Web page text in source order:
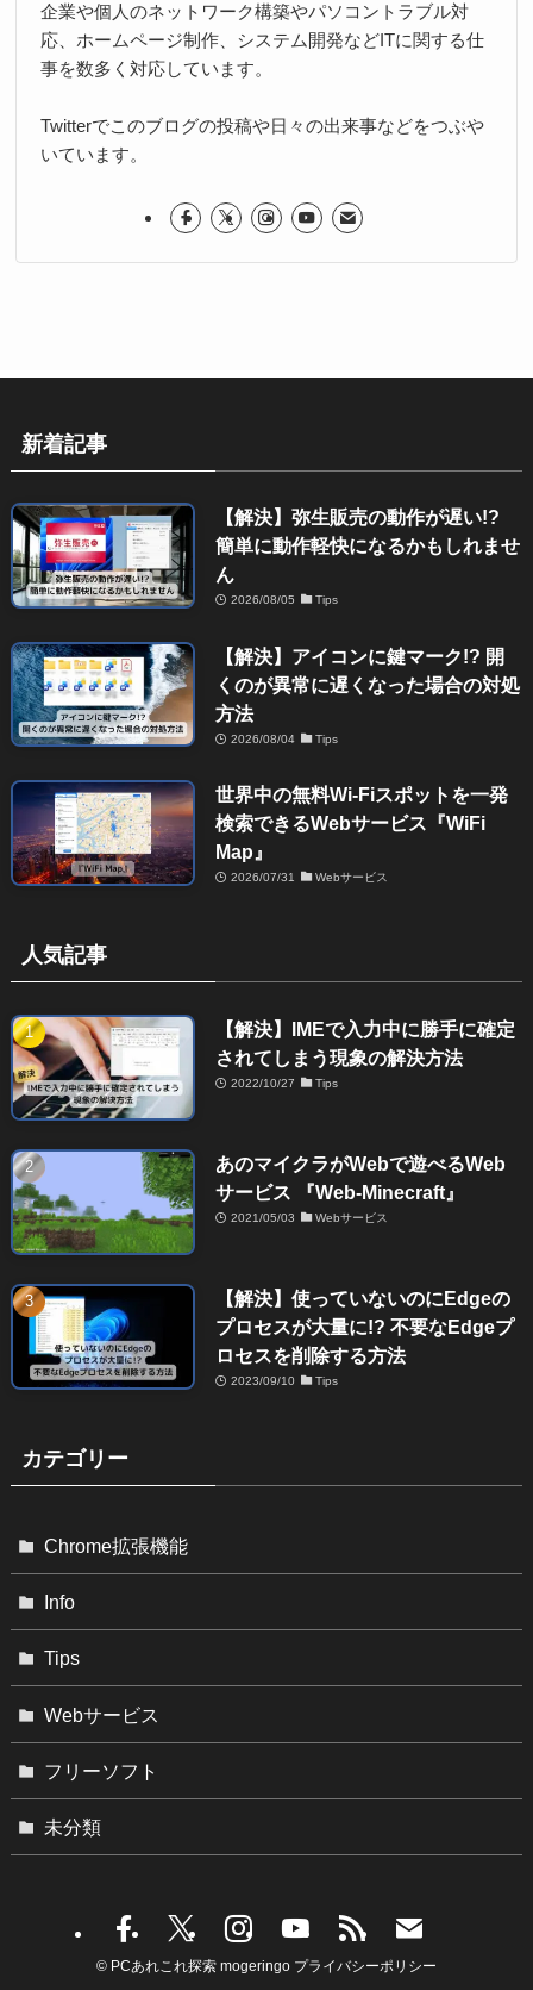
企業や個人のネットワーク構築やパソコントラブル対
応、ホームページ制作、システム開発などITに関する仕
事を数多く対応しています。
Twitterでこのブログの投稿や日々の出来事などをつぶや
いています。
新着記事
【解決】弥生販売の動作が遅い!?
簡単に動作軽快になるかもしれませ
ん
2026/08/05 Tips
【解決】アイコンに鍵マーク!? 開
くのが異常に遅くなった場合の対処
方法
2026/08/04 Tips
世界中の無料Wi-Fiスポットを一発
検索できるWebサービス『WiFi
Map』
2026/07/31 Webサービス
人気記事
【解決】IMEで入力中に勝手に確定
されてしまう現象の解決方法
2022/10/27 Tips
あのマイクラがWebで遊べるWeb
サービス 『Web-Minecraft』
2021/05/03 Webサービス
【解決】使っていないのにEdgeの
プロセスが大量に!? 不要なEdgeプ
ロセスを削除する方法
2023/09/10 Tips
カテゴリー
Chrome拡張機能
Info
Tips
Webサービス
フリーソフト
未分類
© PCあれこれ探索 mogeringo プライバシーポリシー